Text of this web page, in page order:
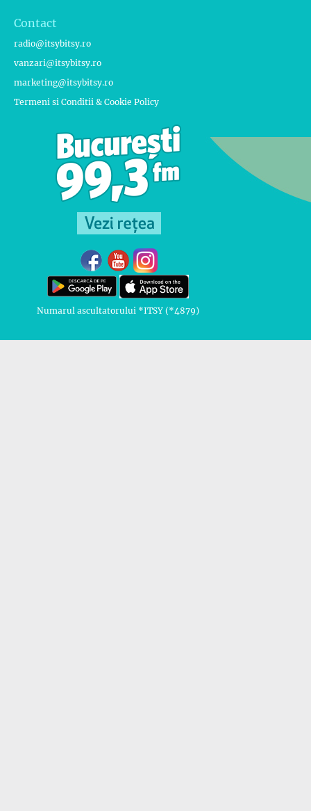
Contact
radio@itsybitsy.ro
vanzari@itsybitsy.ro
marketing@itsybitsy.ro
Termeni si Conditii & Cookie Policy
Numarul ascultatorului *ITSY (*4879)